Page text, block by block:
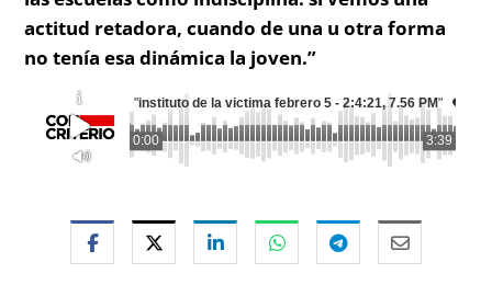
actitud retadora, cuando de una u otra forma
no tenía esa dinámica la joven.”
0:00 3:39
"instituto de la victima febrero 5 - 2:4:21, 7.56 PM"